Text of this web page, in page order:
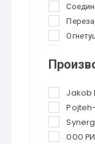
Jakob
ООО